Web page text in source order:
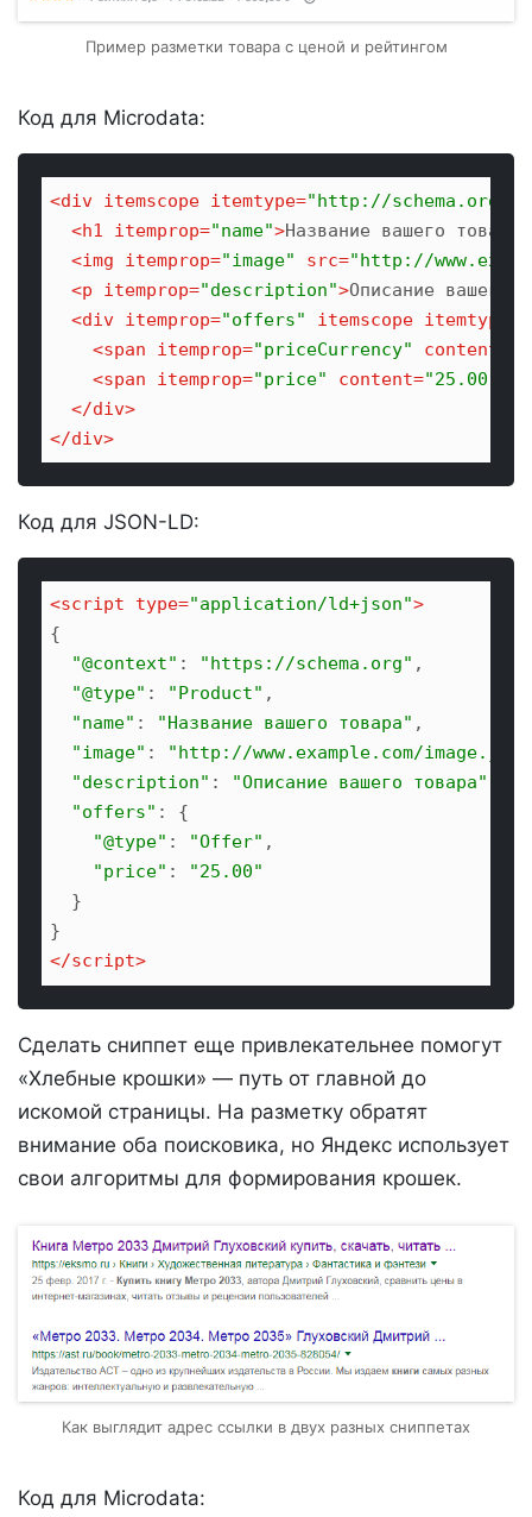
Пример разметки товара с ценой и рейтингом
Код для Microdata:
<div itemscope itemtype="http://schema.org/
<h1 itemprop="name">Название вашего товара
<img itemprop="image" src="http://
<p itemprop="description">Описание вашего
<div itemprop="offers" itemscope itemtype
<span itemprop="priceCurrency" content
<span itemprop="price" content="25.00"
</div>
</div>
Код для JSON-LD:
<script type="application/ld+json">
{
"@context" : "https://schema.org" ,
"@type" : "Product" ,
"name" : "Название вашего товара" ,
"image" : "http://www.example.com/image.jpg"
"description" : "Описание вашего товара"
"offers" : {
"@type" : "Offer" ,
"price" : "25.00"
  }
</script>
Сделать сниппет еще привлекательнее помогут
«Хлебные крошки» — путь от главной до
искомой страницы. На разметку обратят
внимание оба поисковика, но Яндекс использует
свои алгоритмы для формирования крошек.
Как выглядит адрес ссылки в двух разных сниппетах
Код для Microdata: